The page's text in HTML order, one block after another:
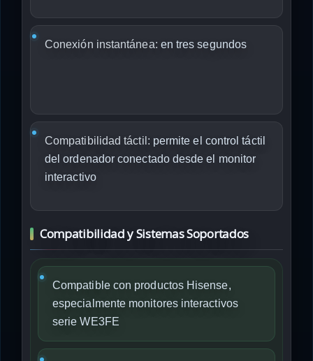
Conexión instantánea: en tres segundos
Compatibilidad táctil: permite el control táctil
del ordenador conectado desde el monitor
interactivo
Compatibilidad y Sistemas Soportados
Compatible con productos Hisense,
especialmente monitores interactivos
serie WE3FE